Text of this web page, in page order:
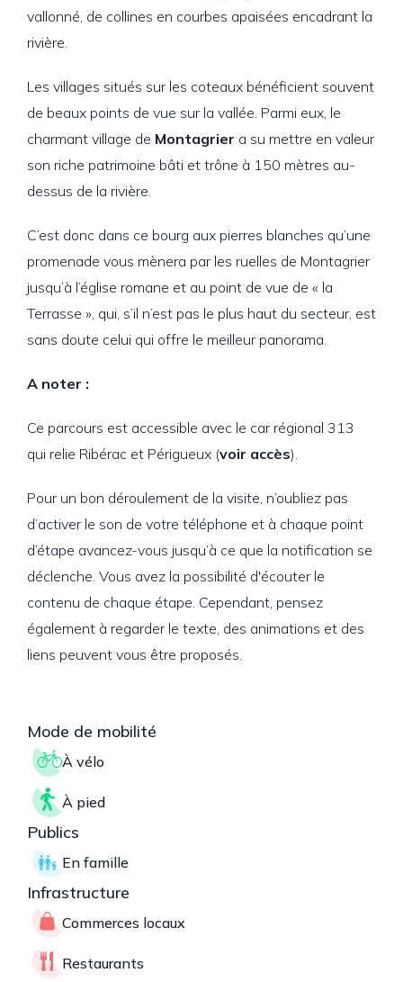
vallonné, de collines en courbes apaisées encadrant la
rivière.
Les villages situés sur les coteaux bénéficient souvent
de beaux points de vue sur la vallée. Parmi eux, le
charmant village de Montagrier a su mettre en valeur
son riche patrimoine bâti et trône à 150 mètres au-
dessus de la rivière.
C’est donc dans ce bourg aux pierres blanches qu’une
promenade vous mènera par les ruelles de Montagrier
jusqu’à l’église romane et au point de vue de « la
Terrasse », qui, s’il n’est pas le plus haut du secteur, est
sans doute celui qui offre le meilleur panorama.
A noter :
Ce parcours est accessible avec le car régional 313
qui relie Ribérac et Périgueux (voir accès).
Pour un bon déroulement de la visite, n’oubliez pas
d’activer le son de votre téléphone et à chaque point
d’étape avancez-vous jusqu’à ce que la notification se
déclenche. Vous avez la possibilité d'écouter le
contenu de chaque étape. Cependant, pensez
également à regarder le texte, des animations et des
liens peuvent vous être proposés.
Mode de mobilité
À vélo
À pied
Publics
En famille
Infrastructure
Commerces locaux
Restaurants